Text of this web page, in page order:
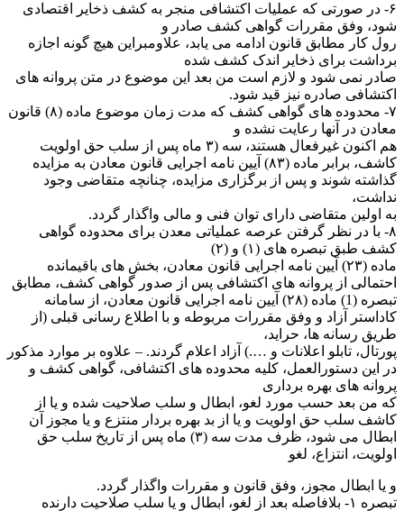
۶- در صورتی که عملیات اکتشافی منجر به کشف ذخایر اقتصادی
شود، وفق مقررات گواهی کشف صادر و
رول کار مطابق قانون ادامه می یابد، علاومبراین هیچ گونه اجازه
برداشت برای ذخایر اندک کشف شده
صادر نمی شود و لازم است من بعد این موضوع در متن پروانه های
اکتشافی صادره نیز قید شود.
۷- محدوده های گواهی کشف که مدت زمان موضوع ماده (۸) قانون
معادن در آنها رعایت نشده و
هم اکنون غیرفعال هستند، سه (۳ ماه پس از سلب حق اولویت
کاشف، برابر ماده (۸۳) آیین نامه اجرایی قانون معادن به مزایده
گذاشته شوند و پس از برگزاری مزایده، چنانچه متقاضی وجود
نداشت،
به اولین متقاضی دارای توان فنی و مالی واگذار گردد.
۸- با در نظر گرفتن عرصه عملیاتی معدن برای محدوده گواهی
کشف طبق تبصره های (۱) و (۲)
ماده (۲۳) آیین نامه اجرایی قانون معادن، بخش های باقیمانده
احتمالی از پروانه های اکتشافی پس از صدور گواهی کشف، مطابق
تبصره (1) ماده (۲۸) آیین نامه اجرایی قانون معادن، از سامانه
کاداستر آزاد و وفق مقررات مربوطه و با اطلاع رسانی قبلی (از
طریق رسانه ها، حراید،
پورتال، تابلو اعلانات و ….) آزاد اعلام گردند. – علاوه بر موارد مذکور
در این دستورالعمل، کلیه محدوده های اکتشافی، گواهی کشف و
پروانه های بهره برداری
که من بعد حسب مورد لغو، ابطال و سلب صلاحیت شده و یا از
کاشف سلب حق اولویت و یا از بد بهره بردار منتزع و یا مجوز آن
ابطال می شود، ظرف مدت سه (۳) ماه پس از تاریخ سلب حق
اولویت، انتزاع، لغو
و یا ابطال مجوز، وفق قانون و مقررات واگذار گردد.
تبصره ۱- بلافاصله بعد از لغو، ابطال و یا سلب صلاحیت دارنده